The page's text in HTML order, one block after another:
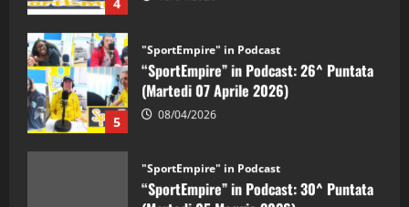
5
“SportEmpire” in Podcast: 26^ Puntata
(Martedi 07 Aprile 2026)
08/04/2026
“SportEmpire” in Podcast: 30^ Puntata
(Martedi 05 Maggio 2026)